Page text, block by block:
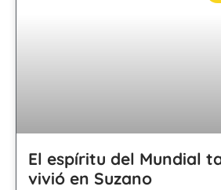
El espíritu del Mundial
vivió en Suzano